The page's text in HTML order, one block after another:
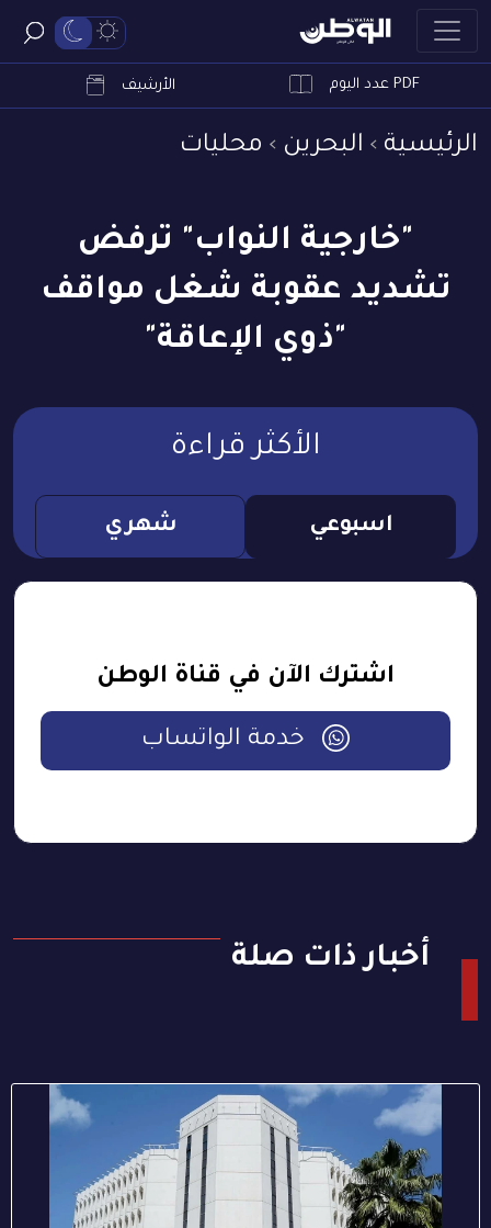
PDF عدد اليوم الأرشيف
الرئيسية البحرين محليات
"خارجية النواب" ترفض
تشديد عقوبة شغل مواقف
"ذوي الإعاقة"
الأكثر قراءة
اسبوعي شهري
اشترك الآن في قناة الوطن
خدمة الواتساب
أخبار ذات صلة